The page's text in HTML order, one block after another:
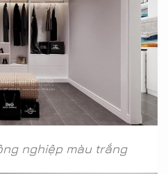
nghiệp màu trắng